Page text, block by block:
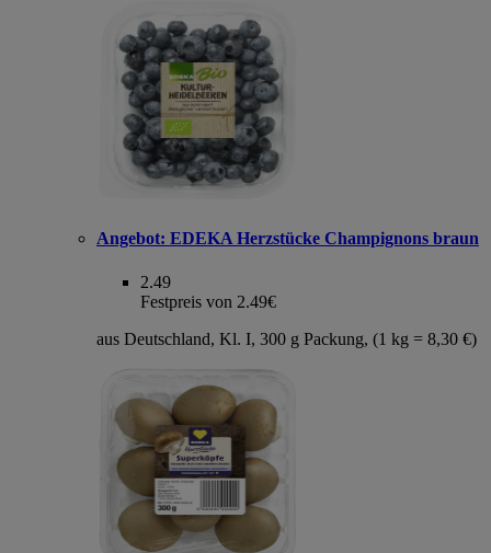
Angebot: EDEKA Herzstücke Champignons braun
2.49
Festpreis von 2.49€
aus Deutschland, Kl. I, 300 g Packung, (1 kg = 8,30 €)